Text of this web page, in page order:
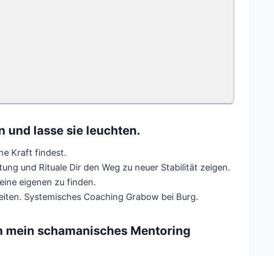
und lasse sie leuchten.
Kraft findest.
und Rituale Dir den Weg zu neuer Stabilität zeigen.
eigenen zu finden.
Systemisches Coaching Grabow bei Burg.
schamanisches Mentoring